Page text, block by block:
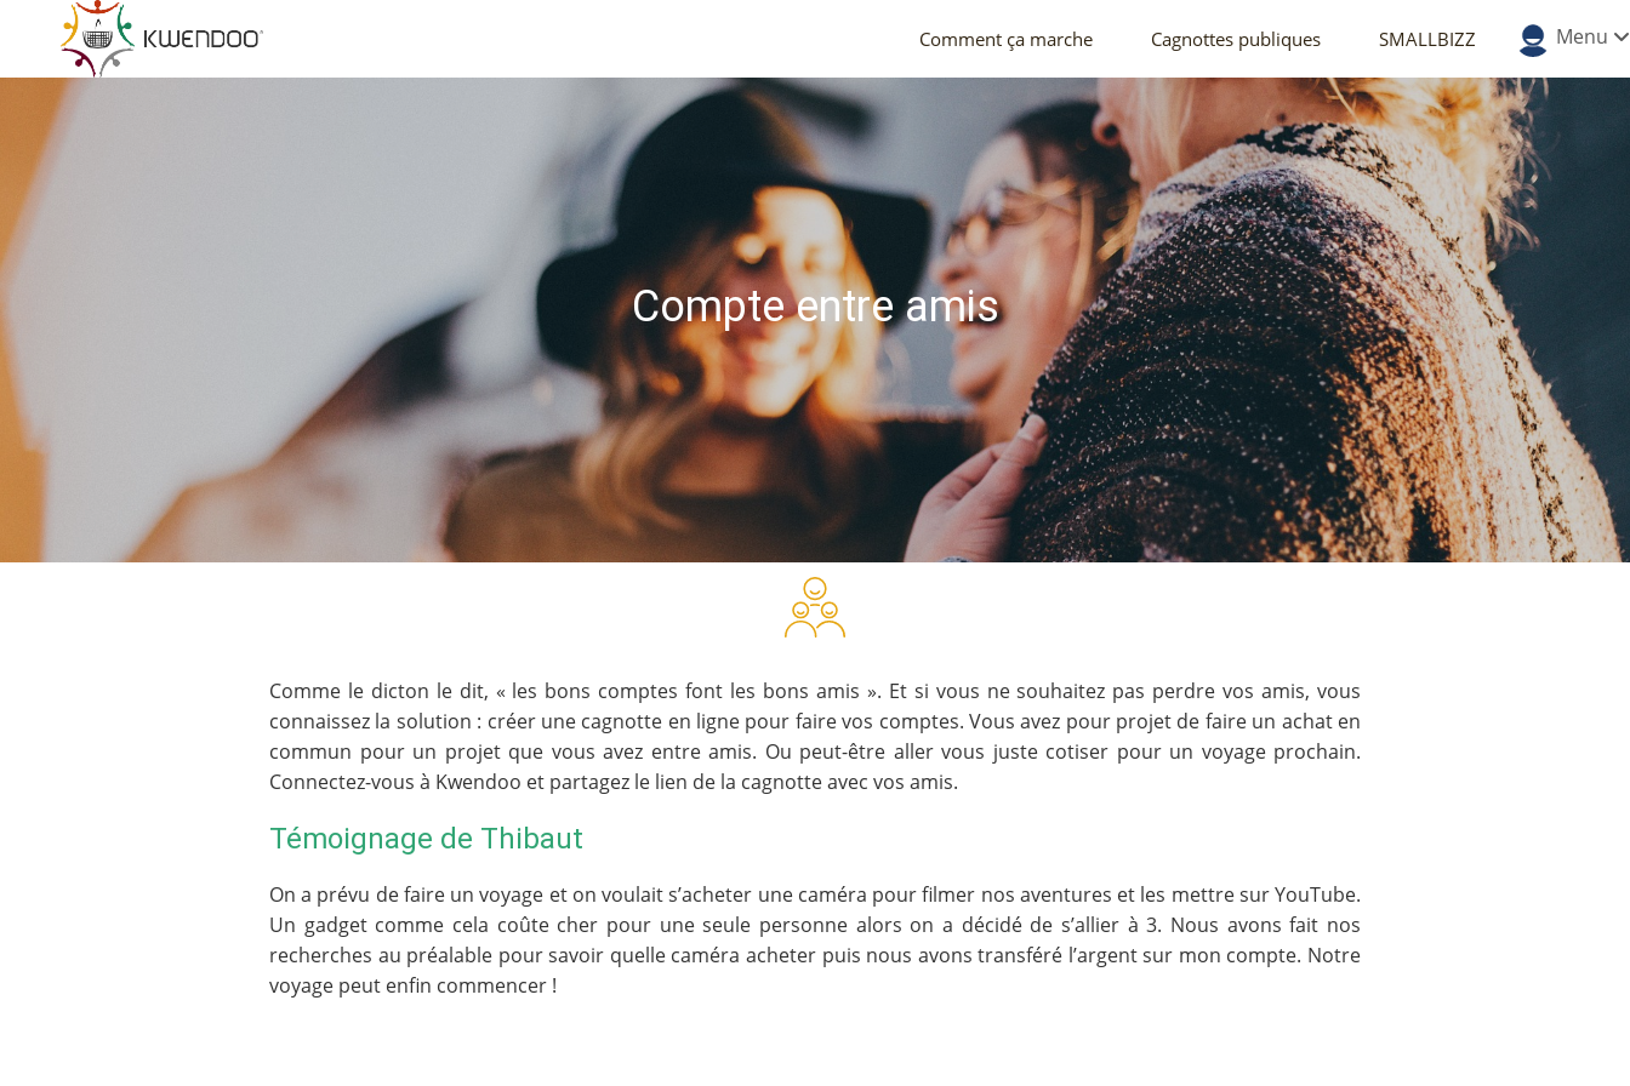
Comment ça marche Cagnottes publiques SMALLBIZZ Menu
Compte entre amis
Comme le dicton le dit, « les bons comptes font les bons amis ». Et si vous ne souhaitez pas perdre vos amis, vous
connaissez la solution : créer une cagnotte en ligne pour faire vos comptes. Vous avez pour projet de faire un achat en
commun pour un projet que vous avez entre amis. Ou peut-être aller vous juste cotiser pour un voyage prochain.
Connectez-vous à Kwendoo et partagez le lien de la cagnotte avec vos amis.
Témoignage de Thibaut
On a prévu de faire un voyage et on voulait s’acheter une caméra pour filmer nos aventures et les mettre sur YouTube.
Un gadget comme cela coûte cher pour une seule personne alors on a décidé de s’allier à 3. Nous avons fait nos
recherches au préalable pour savoir quelle caméra acheter puis nous avons transféré l’argent sur mon compte. Notre
voyage peut enfin commencer !